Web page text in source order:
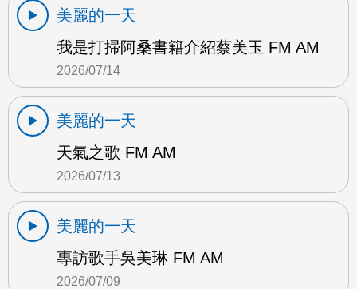
美麗的一天
我是打掃阿桑書籍介紹蔡美玉 FM AM
2026/07/14
美麗的一天
天氣之歌 FM AM
2026/07/13
美麗的一天
專訪歌手吳美琳 FM AM
2026/07/09